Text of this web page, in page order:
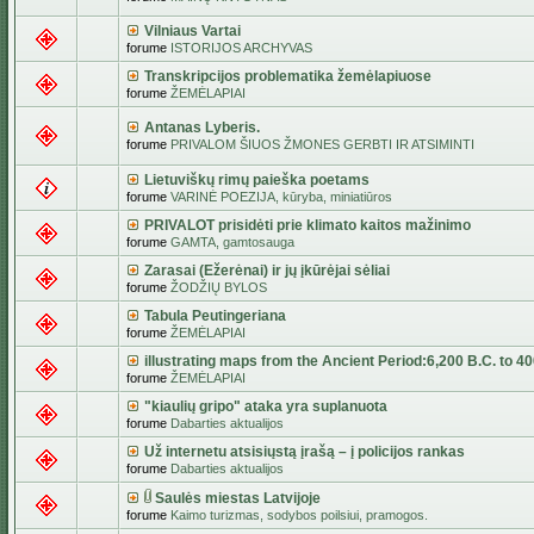
Vilniaus Vartai
forume ISTORIJOS ARCHYVAS
Transkripcijos problematika žemėlapiuose
forume ŽEMĖLAPIAI
Antanas Lyberis.
forume PRIVALOM ŠIUOS ŽMONES GERBTI IR ATSIMINTI
Lietuviškų rimų paieška poetams
forume VARINĖ POEZIJA, kūryba, miniatiūros
PRIVALOT prisidėti prie klimato kaitos mažinimo
forume GAMTA, gamtosauga
Zarasai (Ežerėnai) ir jų įkūrėjai sėliai
forume ŽODŽIŲ BYLOS
Tabula Peutingeriana
forume ŽEMĖLAPIAI
illustrating maps from the Ancient Period:6,200 B.C. to
forume ŽEMĖLAPIAI
"kiaulių gripo" ataka yra suplanuota
forume Dabarties aktualijos
Už internetu atsisiųstą įrašą – į policijos rankas
forume Dabarties aktualijos
Saulės miestas Latvijoje
forume Kaimo turizmas, sodybos poilsiui, pramogos.